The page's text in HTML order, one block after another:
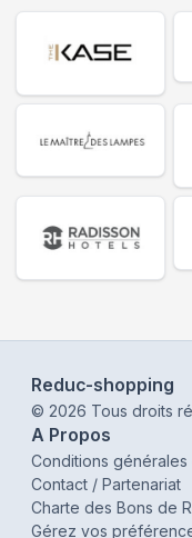
Reduc-shopping
© 2026 Tous droits
A Propos
Conditions générales
Contact / Partenariat
Charte des Bons de
Gérez vos